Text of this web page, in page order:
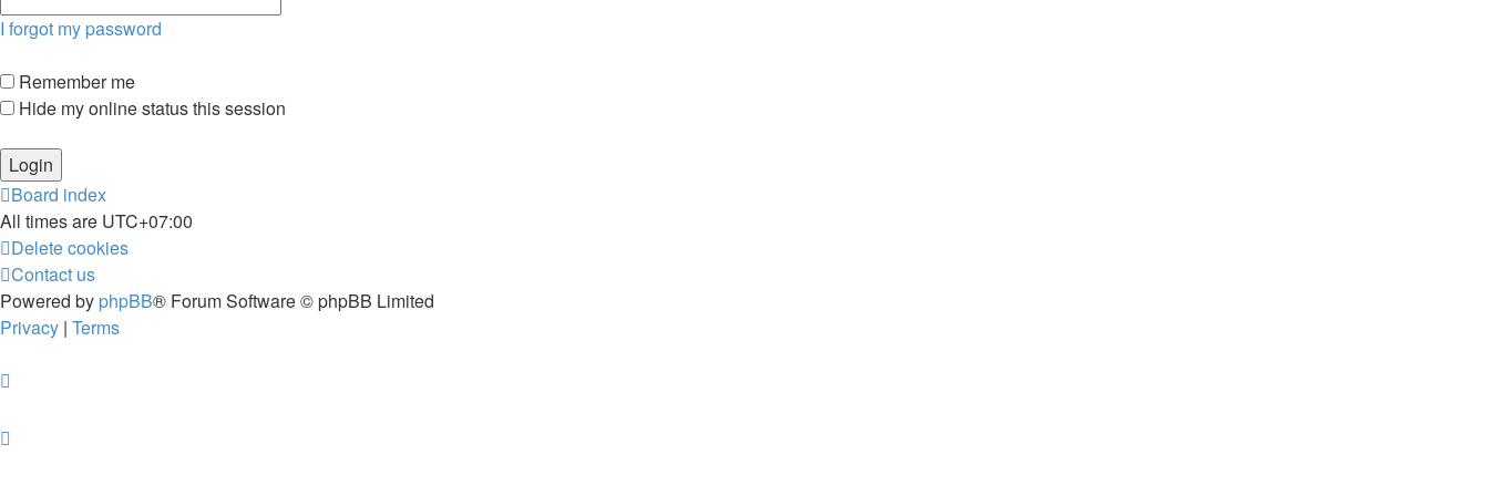
I forgot my password
Remember me
Hide my online status this session
Board index
All times are UTC+07:00
Delete cookies
Contact us
Powered by phpBB® Forum Software © phpBB Limited
Privacy | Terms